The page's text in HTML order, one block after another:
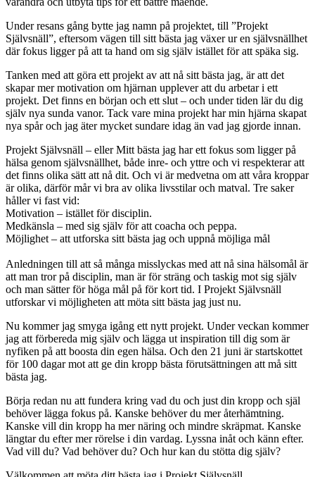
Under resans gång bytte jag namn på projektet, till ”Projekt
Självsnäll”, eftersom vägen till sitt bästa jag växer ur en självsnällhet
där fokus ligger på att ta hand om sig själv istället för att späka sig.
Tanken med att göra ett projekt av att nå sitt bästa jag, är att det
skapar mer motivation om hjärnan upplever att du arbetar i ett
projekt. Det finns en början och ett slut – och under tiden lär du dig
själv nya sunda vanor. Tack vare mina projekt har min hjärna skapat
nya spår och jag äter mycket sundare idag än vad jag gjorde innan.
Projekt Självsnäll – eller Mitt bästa jag har ett fokus som ligger på
hälsa genom självsnällhet, både inre- och yttre och vi respekterar att
det finns olika sätt att nå dit. Och vi är medvetna om att våra kroppar
är olika, därför mår vi bra av olika livsstilar och matval. Tre saker
håller vi fast vid:
Motivation – istället för disciplin.
Medkänsla – med sig själv för att coacha och peppa.
Möjlighet – att utforska sitt bästa jag och uppnå möjliga mål
Anledningen till att så många misslyckas med att nå sina hälsomål är
att man tror på disciplin, man är för sträng och taskig mot sig själv
och man sätter för höga mål på för kort tid. I Projekt Självsnäll
utforskar vi möjligheten att möta sitt bästa jag just nu.
Nu kommer jag smyga igång ett nytt projekt. Under veckan kommer
jag att förbereda mig själv och lägga ut inspiration till dig som är
nyfiken på att boosta din egen hälsa. Och den 21 juni är startskottet
för 100 dagar mot att ge din kropp bästa förutsättningen att må sitt
bästa jag.
Börja redan nu att fundera kring vad du och just din kropp och själ
behöver lägga fokus på. Kanske behöver du mer återhämtning.
Kanske vill din kropp ha mer näring och mindre skräpmat. Kanske
längtar du efter mer rörelse i din vardag. Lyssna inåt och känn efter.
Vad vill du? Vad behöver du? Och hur kan du stötta dig själv?